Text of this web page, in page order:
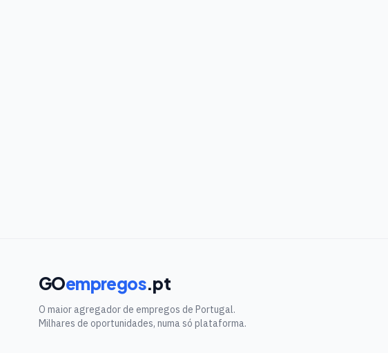
GOempregos.pt
O maior agregador de empregos de Portugal.
Milhares de oportunidades, numa só plataforma.